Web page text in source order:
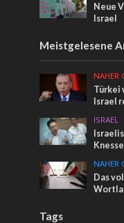
Neue
Israel
Meistgelesene
NAHER
Türkei
Israel
ISRAEL
NAHER
Das
Tags